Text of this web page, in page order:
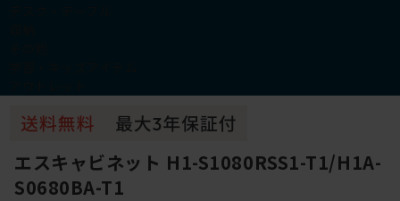
エスキャビネット H1-S1080RSS1-T1/H1A-
S0680BA-T1